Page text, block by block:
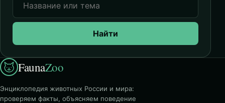
Найти
FaunaZoo
Энциклопедия животных России и мира:
проверяем факты, объясняем поведение